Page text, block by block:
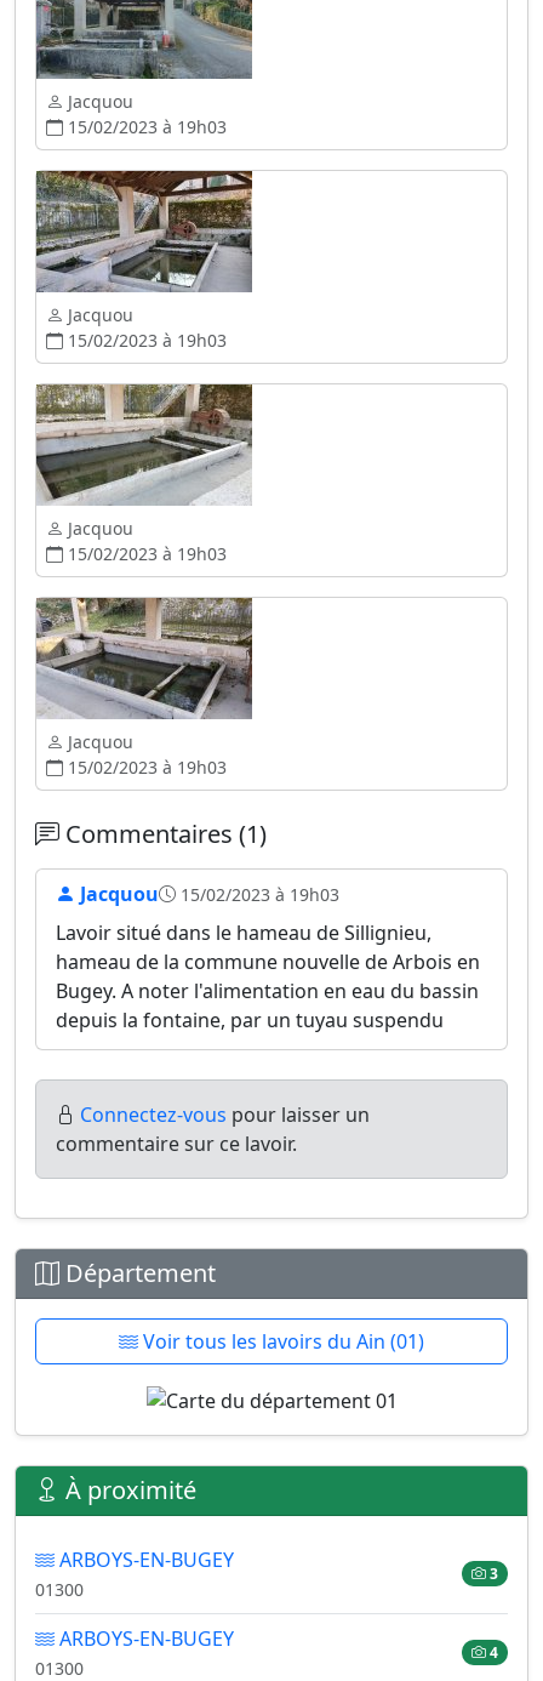
Jacquou
15/02/2023 à 19h03
Jacquou
15/02/2023 à 19h03
Jacquou
15/02/2023 à 19h03
Jacquou
15/02/2023 à 19h03
Commentaires (1)
Jacquou 15/02/2023 à 19h03
Lavoir situé dans le hameau de Sillignieu,
hameau de la commune nouvelle de Arbois en
Bugey. A noter l'alimentation en eau du bassin
depuis la fontaine, par un tuyau suspendu
Connectez-vous pour laisser un
commentaire sur ce lavoir.
Département
Voir tous les lavoirs du Ain (01)
À proximité
ARBOYS-EN-BUGEY
01300
3
ARBOYS-EN-BUGEY
01300
4